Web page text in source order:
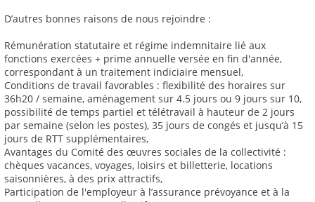
D’autres bonnes raisons de nous rejoindre :
Rémunération statutaire et régime indemnitaire lié aux
fonctions exercées + prime annuelle versée en fin d'année,
correspondant à un traitement indiciaire mensuel,
Conditions de travail favorables : flexibilité des horaires sur
36h20 / semaine, aménagement sur 4.5 jours ou 9 jours sur 10,
possibilité de temps partiel et télétravail à hauteur de 2 jours
par semaine (selon les postes), 35 jours de congés et jusqu’à 15
jours de RTT supplémentaires,
Avantages du Comité des œuvres sociales de la collectivité :
chèques vacances, voyages, loisirs et billetterie, locations
saisonnières, à des prix attractifs,
Participation de l'employeur à l’assurance prévoyance et à la